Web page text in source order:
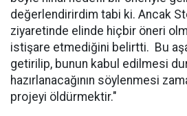
değerlendirirdim tabi ki. Ancak
ziyaretinde elinde hiçbir öneri
istişare etmediğini belirtti. Bu
getirilip, bunun kabul edilmesi
hazırlanacağının söylenmesi
projeyi öldürmektir."